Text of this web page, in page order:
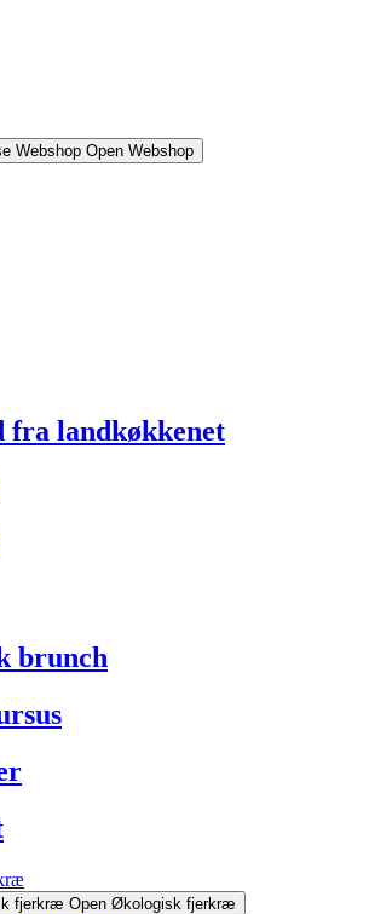
Webshop Open Webshop
fra landkøkkenet
brunch
fjerkræ Open Økologisk fjerkræ